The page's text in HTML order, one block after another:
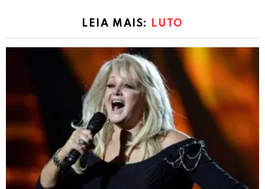
LEIA MAIS: LUTO